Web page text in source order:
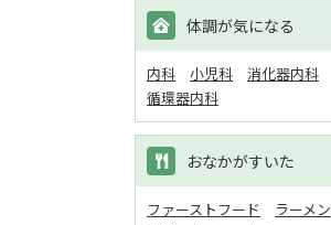
体調が気になる
内科 小児科
消化器内科
循環器内科
おなかがすいた
ファーストフード
ラーメン